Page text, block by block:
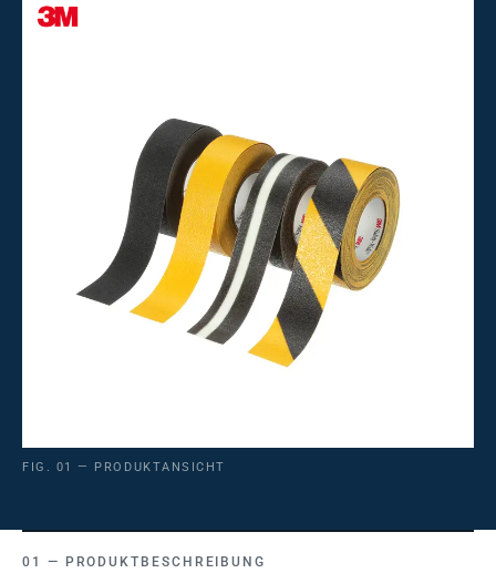
FIG. 01 — PRODUKTANSICHT
PRODUKTBESCHREIBUNG